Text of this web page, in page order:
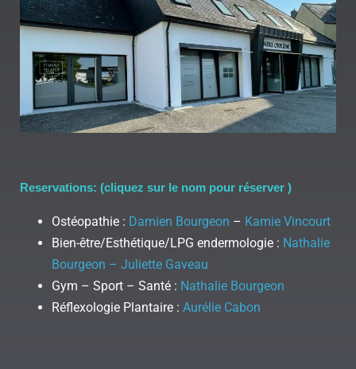
Reservations: (cliquez sur le nom pour réserver )
Ostéopathie : Damien Bourgeon – Kamie Vincourt
Bien-être/Esthétique/LPG endermologie : Nathalie
Bourgeon – Juliette Gaveau
Gym – Sport – Santé : Nathalie Bourgeon
Réflexologie Plantaire : Aurélie Cabon